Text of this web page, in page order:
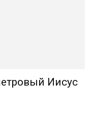
Иисус